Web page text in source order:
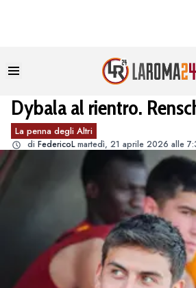
Dybala al rientro.
La penna degli Altri
di FedericoL martedì, 21 aprile 2026 alle